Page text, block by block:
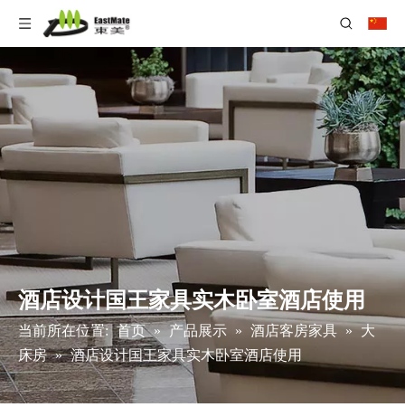
酒店设计国王家具实木卧室酒店使用
当前所在位置: 首页 » 产品展示 » 酒店客房家具 » 大
床房 » 酒店设计国王家具实木卧室酒店使用